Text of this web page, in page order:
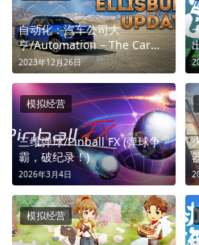
自动化：汽车公司大
亨/Automation – The Car
Company Tycoon Game (造
车致富，数据为王)
2023年12月26日
三维弹球/Pinball FX (弹球争
霸，破纪录！)
2026年3月4日
模拟经营
模拟经营